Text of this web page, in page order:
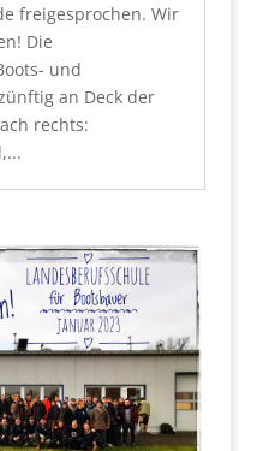
freigesprochen. Wir
Die
und
an Deck der
rechts: